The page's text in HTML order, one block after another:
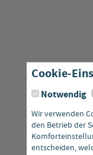
Cookie-
Notwendig
Wir verwenden
den Betrieb der
entscheiden,